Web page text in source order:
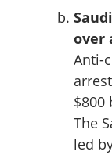
over
Anti-
$800
The
led